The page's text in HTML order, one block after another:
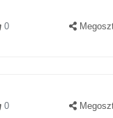
0
0